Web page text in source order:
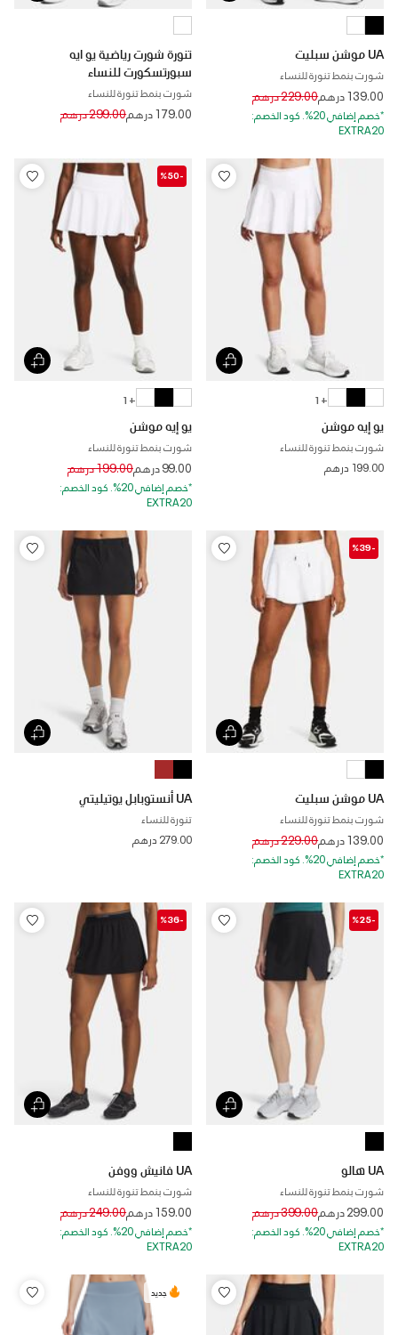
UA موشن سبليت
شورت بنمط تنورة للنساء
139.00 درهم Price reduced from
229.00 درهم to
*خصم إضافي 20%. كود الخصم:
EXTRA20
تنورة شورت رياضية يو ايه
سبورتسكورت للنساء
شورت بنمط تنورة للنساء
179.00 درهم Price reduced from
299.00 درهم to
+ 1
يو إيه موشن
شورت بنمط تنورة للنساء
199.00 درهم
-%50
+ 1
يو إيه موشن
شورت بنمط تنورة للنساء
99.00 درهم Price reduced from
199.00 درهم to
*خصم إضافي 20%. كود الخصم:
EXTRA20
-%39
UA موشن سبليت
شورت بنمط تنورة للنساء
139.00 درهم Price reduced from
229.00 درهم to
*خصم إضافي 20%. كود الخصم:
EXTRA20
UA أنستوبابل يوتيليتي
تنورة للنساء
279.00 درهم
-%25
UA هالو
شورت بنمط تنورة للنساء
299.00 درهم Price reduced from
399.00 درهم to
*خصم إضافي 20%. كود الخصم:
EXTRA20
-%36
UA فانيش ووفن
شورت بنمط تنورة للنساء
159.00 درهم Price reduced from
249.00 درهم to
*خصم إضافي 20%. كود الخصم:
EXTRA20
جديد